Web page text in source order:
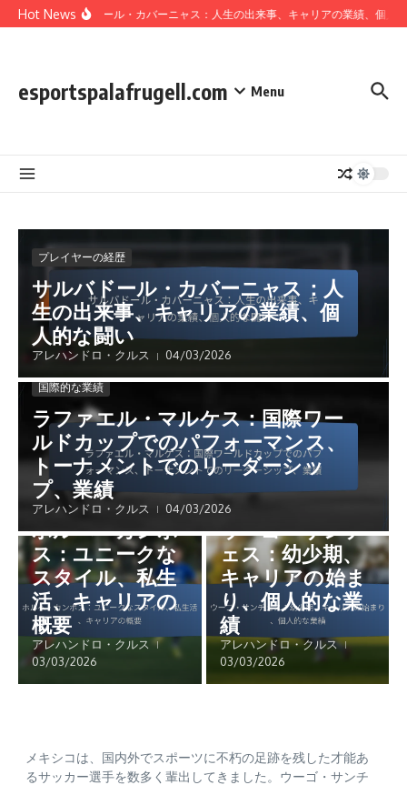
Skip to content
Hot Newsサルバドール・カバーニャス：人生の出来事、キャリアの業績、個人的
esportspalafrugell.com Menu
プレイヤーの経歴
サルバドール・カバーニャス：人
生の出来事、キャリアの業績、個
人的な闘い
アレハンドロ・クルス 04/03/2026
国際的な業績
ラファエル・マルケス：国際ワー
ルドカップでのパフォーマンス、
トーナメントでのリーダーシッ
プ、業績
アレハンドロ・クルス 04/03/2026
プレイヤーの経歴
ホルヘ・カンポ
ス：ユニークな
スタイル、私生
活、キャリアの
概要
アレハンドロ・クルス
03/03/2026
プレイヤーの経歴
ウーゴ・サンチ
ェス：幼少期、
キャリアの始ま
り、個人的な業
績
アレハンドロ・クルス
03/03/2026
メキシコは、国内外でスポーツに不朽の足跡を残した才能あ
るサッカー選手を数多く輩出してきました。ウーゴ・サンチ